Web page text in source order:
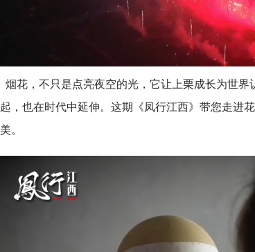
烟花，不只是点亮夜空的光，它让上栗成长为世界
起，也在时代中延伸。这期《凤行江西》带您走
美。